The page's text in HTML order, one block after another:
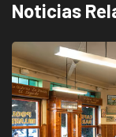
Noticias